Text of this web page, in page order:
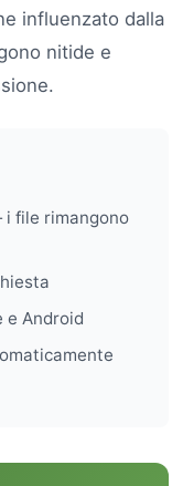
influenzato dalla
nitide e
file rimangono
e Android